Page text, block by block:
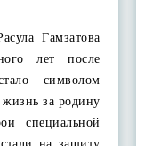
Гамзатова
лет после
символом
за родину
специальной